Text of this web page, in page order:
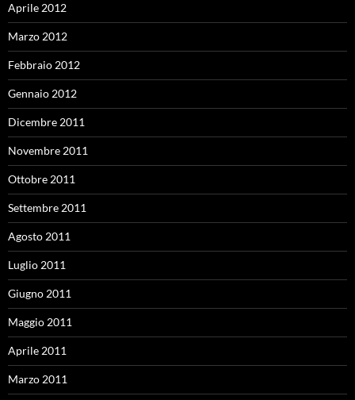
Aprile 2012
Marzo 2012
Febbraio 2012
Gennaio 2012
Dicembre 2011
Novembre 2011
Ottobre 2011
Settembre 2011
Agosto 2011
Luglio 2011
Giugno 2011
Maggio 2011
Aprile 2011
Marzo 2011